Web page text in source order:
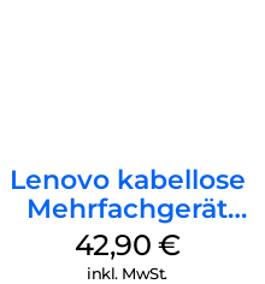
Lenovo kabellose
Mehrfachgerät
Luna Grey
42,90 €
inkl. MwSt.